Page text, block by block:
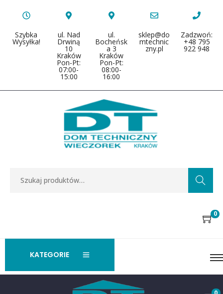
Szybka
Wysyłka!
ul. Nad
Drwiną
10
Kraków
Pon-Pt:
07:00-
15:00
ul.
Bocheńsk
a 3
Kraków
Pon-Pt:
08:00-
16:00
sklep@do
mtechnic
zny.pl
Zadzwoń:
+48 795
922 948
Search
0
KATEGORIE